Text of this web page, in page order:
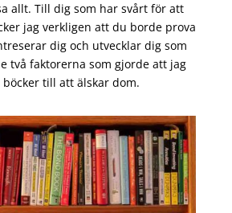
allt. Till dig som har svårt för att
jag verkligen att du borde prova
dig och utvecklar dig som
två faktorerna som gjorde att jag
till att älskar dom.